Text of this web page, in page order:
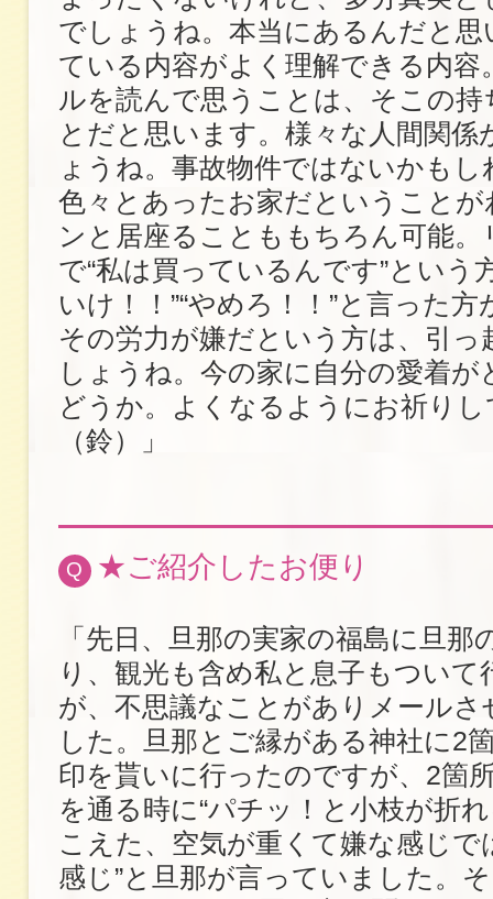
でしょうね。本当にあるんだと思
ている内容がよく理解できる内容
ルを読んで思うことは、そこの
とだと思います。様々な人間関係
ょうね。事故物件ではないかも
色々とあったお家だということ
ンと居座ることももちろん可能。
で“私は買っているんです”という
いけ！！”“やめろ！！”と言った
その労力が嫌だという方は、引っ
しょうね。今の家に自分の愛着
どうか。よくなるようにお祈り
（鈴）」
Q ★ご紹介したお便り
「先日、旦那の実家の福島に旦那
り、観光も含め私と息子もついて
が、不思議なことがありメール
した。旦那とご縁がある神社に2
印を貰いに行ったのですが、2箇
を通る時に“パチッ！と小枝が折
こえた、空気が重くて嫌な感じで
感じ”と旦那が言っていました。